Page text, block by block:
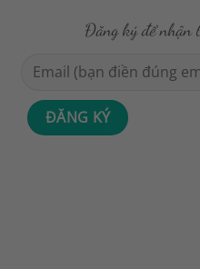
Đăng ký để nhận